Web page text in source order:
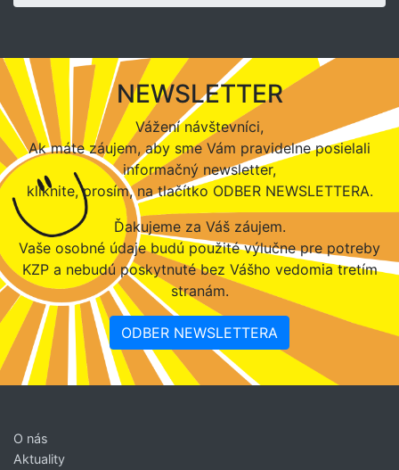
NEWSLETTER
Vážení návštevníci,
Ak máte záujem, aby sme Vám pravidelne posielali
informačný newsletter,
kliknite, prosím, na tlačítko ODBER NEWSLETTERA.
Ďakujeme za Váš záujem.
Vaše osobné údaje budú použité výlučne pre potreby
KZP a nebudú poskytnuté bez Vášho vedomia tretím
stranám.
ODBER NEWSLETTERA
O nás
Aktuality